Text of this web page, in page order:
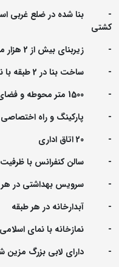
- بنا شده در ضلع غربی
کشتی
- زیربنای بیش از 2 هزار متر
- ساخت بنا در 2 طبقه با نمای ایرانی، اسلامی
- 1500 متر محوطه و فضای سبز
- پارکینگ و راه اختصاصی
- 20 اتاق اداری
- سالن کنفرانس با ظرفیت بیش
- سرویس بهداشتی در هر
- آبدارخانه در هر طبقه
- نمازخانه با نمای اسلامی
- دارای لابی بزرگ مزین